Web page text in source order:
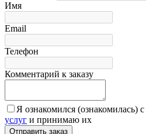
Имя
Email
Телефон
Комментарий к заказу
Я ознакомился (ознакомилась) с
услуг и принимаю их